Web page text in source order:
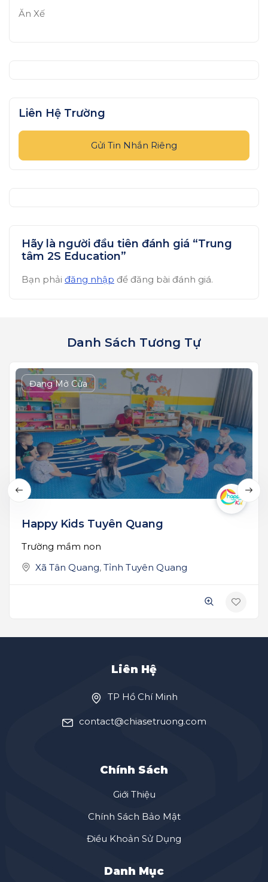
Ăn Xế
Liên Hệ Trường
Gửi Tin Nhắn Riêng
Hãy là người đầu tiên đánh giá “Trung
tâm 2S Education”
Bạn phải đăng nhập để đăng bài đánh giá.
Danh Sách Tương Tự
Đang Mở Cửa
Happy Kids Tuyên Quang
Trường mầm non
Xã Tân Quang, Tỉnh Tuyên Quang
Liên Hệ
TP Hồ Chí Minh
contact@chiasetruong.com
Chính Sách
Giới Thiệu
Chính Sách Bảo Mật
Điều Khoản Sử Dụng
Danh Mục